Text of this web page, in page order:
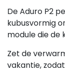
De Aduro P2
kubusvormig
module die de
Zet de
vakantie,